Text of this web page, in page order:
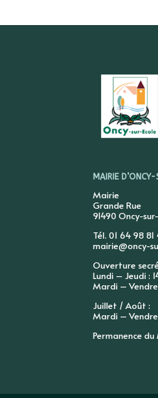
MAIRIE
Mairie
Grande Rue
91490 Oncy-
Tél. 01 64 98 81
mairie@oncy-
Ouverture
Lundi – Jeudi :
Mardi –
Juillet / Août :
Mardi –
Permanence